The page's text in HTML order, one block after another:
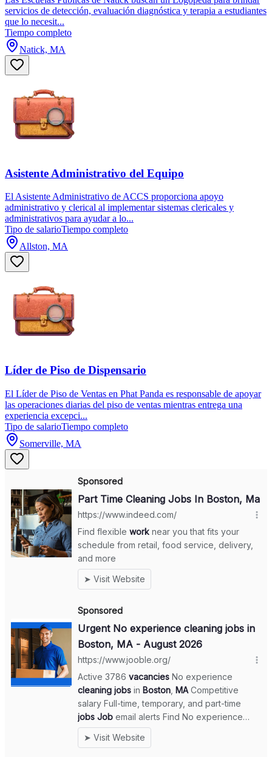
servicios de detección, evaluación diagnóstica y terapia a estudiantes
que lo necesit...
Tiempo completo
Natick, MA
Asistente Administrativo del Equipo
El Asistente Administrativo de ACCS proporciona apoyo
administrativo y clerical al implementar sistemas clericales y
administrativos para ayudar a lo...
Tipo de salarioTiempo completo
Allston, MA
Líder de Piso de Dispensario
El Líder de Piso de Ventas en Phat Panda es responsable de apoyar
las operaciones diarias del piso de ventas mientras entrega una
experiencia excepci...
Tipo de salarioTiempo completo
Somerville, MA